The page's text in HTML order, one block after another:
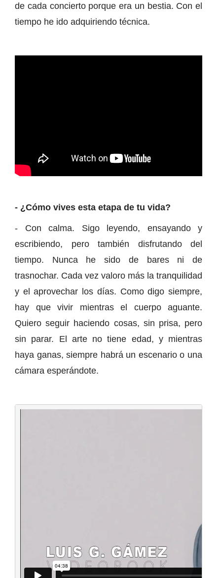
de cada concierto porque era un bestia. Con el
tiempo he ido adquiriendo técnica.
- ¿Cómo vives esta etapa de tu vida?
- Con calma. Sigo leyendo, ensayando y
escribiendo, pero también disfrutando del
tiempo. Nunca he sido de bares ni de
trasnochar. Cada vez valoro más la tranquilidad
y el aprovechar los días. Como digo siempre,
hay que vivir mientras el cuerpo aguante.
Quiero seguir haciendo cosas, sin prisa, pero
sin parar. El arte no tiene edad, y mientras
haya ganas, siempre habrá un escenario o una
cámara esperándote.